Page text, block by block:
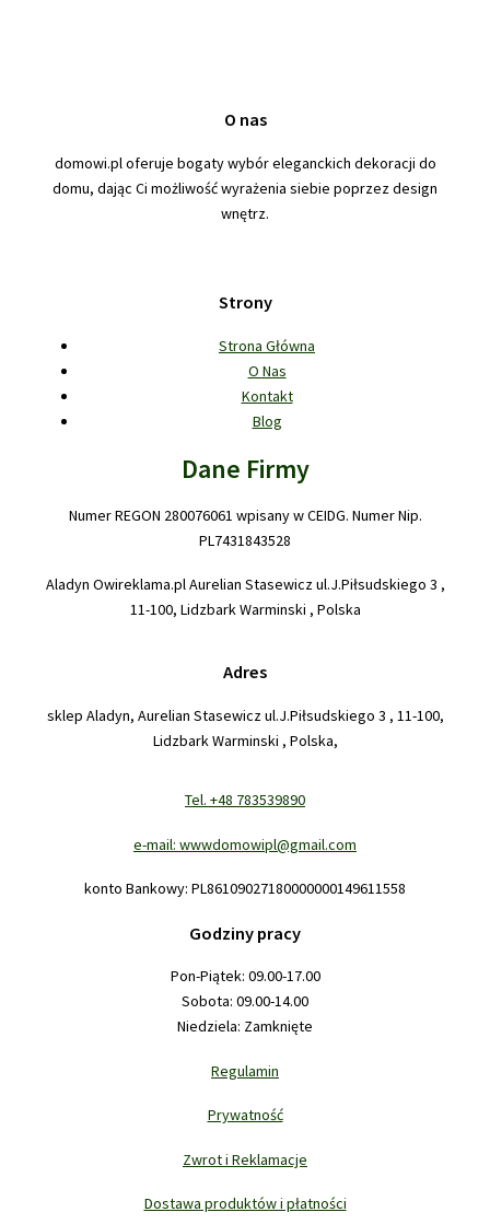
O nas
domowi.pl oferuje bogaty wybór eleganckich dekoracji do
domu, dając Ci możliwość wyrażenia siebie poprzez design
wnętrz.
Strony
Strona Główna
O Nas
Kontakt
Blog
Dane Firmy
Numer REGON 280076061 wpisany w CEIDG. Numer Nip.
PL7431843528
Aladyn Owireklama.pl Aurelian Stasewicz ul.J.Piłsudskiego 3 ,
11-100, Lidzbark Warminski , Polska
Adres
sklep Aladyn, Aurelian Stasewicz ul.J.Piłsudskiego 3 , 11-100,
Lidzbark Warminski , Polska,
Tel. +48 783539890
e-mail: wwwdomowipl@gmail.com
konto Bankowy: PL86109027180000000149611558
Godziny pracy
Pon-Piątek: 09.00-17.00
Sobota: 09.00-14.00
Niedziela: Zamknięte
Regulamin
Prywatność
Zwrot i Reklamacje
Dostawa produktów i płatności